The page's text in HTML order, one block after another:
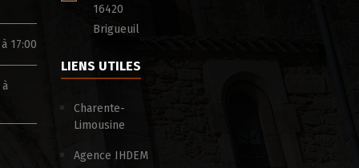
17:00
16420
Brigueuil
LIENS UTILES
Charente-
Limousine
Agence IHDEM